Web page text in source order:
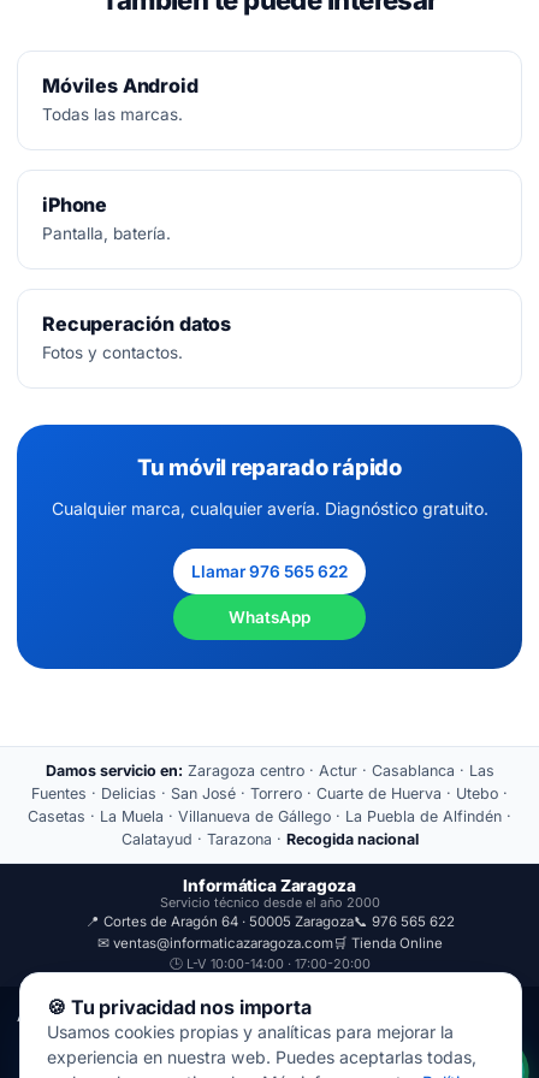
Móviles Android
Todas las marcas.
iPhone
Pantalla, batería.
Recuperación datos
Fotos y contactos.
Tu móvil reparado rápido
Cualquier marca, cualquier avería. Diagnóstico gratuito.
Llamar 976 565 622
WhatsApp
Damos servicio en: Zaragoza centro · Actur · Casablanca · Las
Fuentes · Delicias · San José · Torrero · Cuarte de Huerva · Utebo ·
Casetas · La Muela · Villanueva de Gállego · La Puebla de Alfindén ·
Calatayud · Tarazona · Recogida nacional
Informática Zaragoza
Servicio técnico desde el año 2000
📍 Cortes de Aragón 64 · 50005 Zaragoza📞 976 565 622
✉ ventas@informaticazaragoza.com🛒 Tienda Online
🕒 L-V 10:00-14:00 · 17:00-20:00
Aviso Legal
Política de Privacidad
© 2000-2026 · Javal Informática S.L. · Tienda Informática Zaragoza
· Reparación de Ordenadores, Portátiles y Móviles.
🍪 Tu privacidad nos importa
Usamos cookies propias y analíticas para mejorar la
experiencia en nuestra web. Puedes aceptarlas todas,